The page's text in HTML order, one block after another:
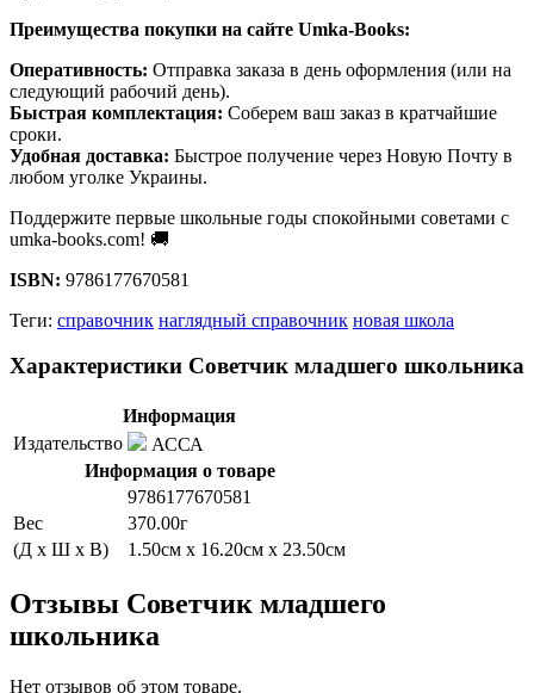
Преимущества покупки на сайте Umka-Books:
Оперативность: Отправка заказа в день оформления (или на
следующий рабочий день).
Быстрая комплектация: Соберем ваш заказ в кратчайшие
сроки.
Удобная доставка: Быстрое получение через Новую Почту в
любом уголке Украины.
Поддержите первые школьные годы спокойными советами с
umka-books.com! 🚚
ISBN: 9786177670581
Теги: справочник наглядный справочник новая школа
Характеристики Советчик младшего школьника
Информация
Издательство
АССА
Информация о товаре
9786177670581
Вес
370.00г
(Д x Ш x В)
1.50см x 16.20см x 23.50см
Отзывы Советчик младшего
школьника
Нет отзывов об этом товаре.